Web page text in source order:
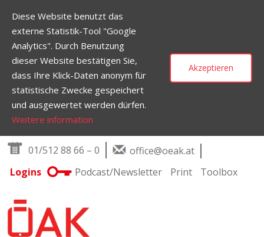
Skip to content
01/512 88 66 – 0
office@oeak.at
Logins
Podcast/Newsletter Print Toolbox
Diese Website benutzt das
externe Statistik-Tool "Google
Analytics". Durch Benutzung
dieser Website bestätigen Sie,
dass Ihre Klick-Daten anonym für
statistische Zwecke gespeichert
und ausgewertet werden dürfen.
Weitere information
Akzeptieren